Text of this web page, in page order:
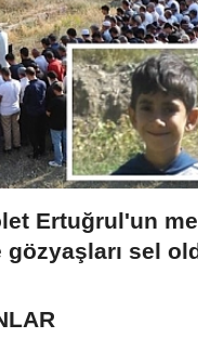
Ertuğrul'un
gözyaşları sel